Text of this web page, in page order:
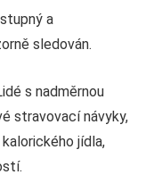
a
sledován.
s nadměrnou
stravovací návyky,
jídla,